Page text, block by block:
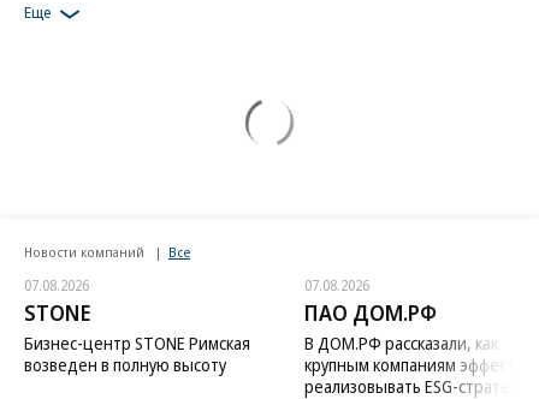
Еще
Новости компаний Все
07.08.2026
STONE
Бизнес-центр STONE Римская
возведен в полную высоту
07.08.2026
ПАО ДОМ.РФ
В ДОМ.РФ рассказали, как
крупным компаниям
реализовывать ESG-стратегию